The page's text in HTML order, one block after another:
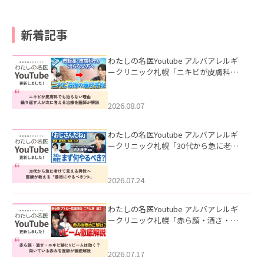
新着記事
わたしの名医Youtube アルバアレルギ
ークリニック札幌「ニキビが皮膚科で
ました。
2026.08.07
わたしの名医Youtube アルバアレルギ
ークリニック札幌「30代から急に老け
た。
2026.07.24
わたしの名医Youtube アルバアレルギ
ークリニック札幌「赤ら顔・酒さ・ニ
した。
2026.07.17